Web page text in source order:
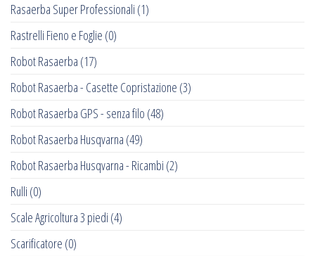
Rasaerba Super Professionali (1)
Rastrelli Fieno e Foglie (0)
Robot Rasaerba (17)
Robot Rasaerba - Casette Copristazione (3)
Robot Rasaerba GPS - senza filo (48)
Robot Rasaerba Husqvarna (49)
Robot Rasaerba Husqvarna - Ricambi (2)
Rulli (0)
Scale Agricoltura 3 piedi (4)
Scarificatore (0)